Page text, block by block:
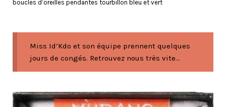
boucles d’oreilles pendantes tourbillon bleu et vert
Miss Id’Kdo et son équipe prennent quelques
jours de congés. Retrouvez nous très vite...